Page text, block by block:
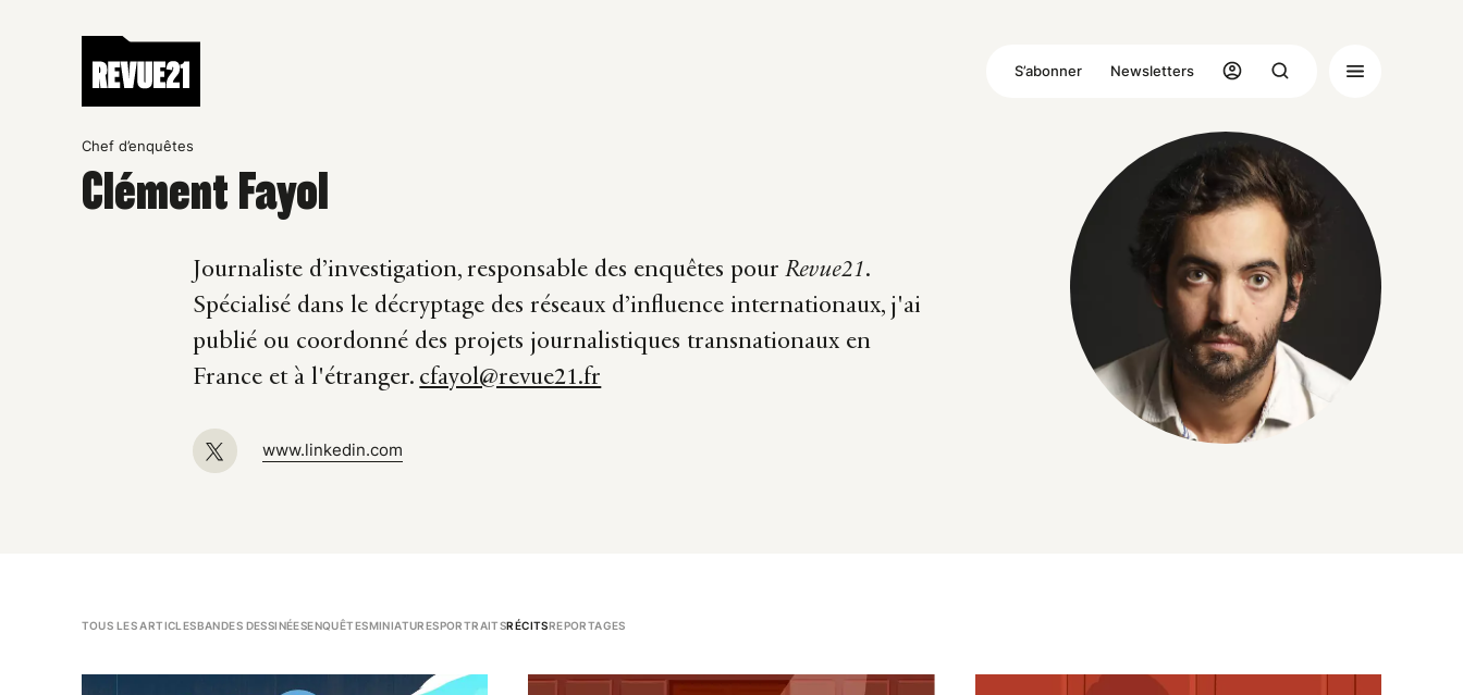
S’abonner Newsletters
Chef d’enquêtes
Clément Fayol
Journaliste d’investigation, responsable des enquêtes pourRevue21.
Spécialisé dans le décryptage des réseaux d’influence internationaux, j'ai
publié ou coordonné des projets journalistiques transnationaux en
France et à l'étranger. cfayol@revue21.fr
www.linkedin.com
TOUS LES ARTICLESBANDES DESSINÉESENQUÊTESMINIATURESPORTRAITSRÉCITSREPORTAGES